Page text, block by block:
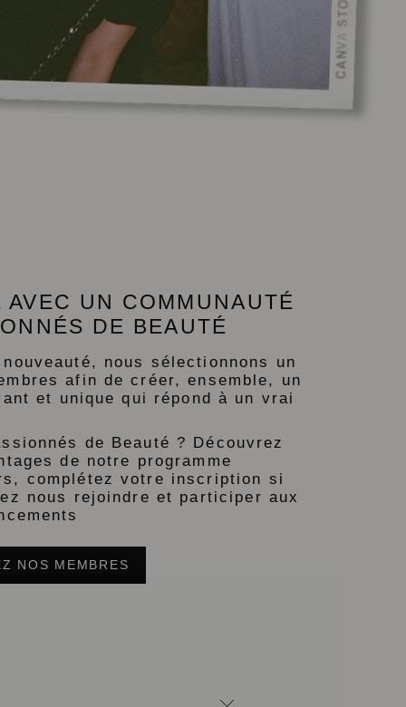
AVEC UN COMMUNAUTÉ
DE BEAUTÉ
nous sélectionnons un
afin de créer, ensemble, un
et unique qui répond à un vrai
de Beauté ? Découvrez
de notre programme
complétez votre inscription si
nous rejoindre et participer aux
NOS MEMBRES